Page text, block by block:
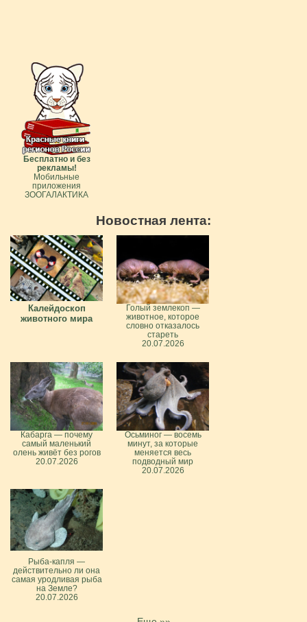
Бесплатно и без
рекламы!
Мобильные
приложения
ЗООГАЛАКТИКА
Новостная лента:
Калейдоскоп
животного мира
Голый землекоп —
животное, которое
словно отказалось
стареть
20.07.2026
Кабарга — почему
самый маленький
олень живёт без рогов
20.07.2026
Осьминог — восемь
минут, за которые
меняется весь
подводный мир
20.07.2026
Рыба-капля —
действительно ли она
самая уродливая рыба
на Земле?
20.07.2026